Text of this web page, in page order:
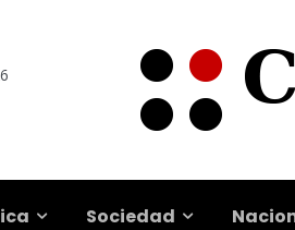
Sociedad